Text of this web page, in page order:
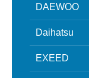
DAEWOO
Daihatsu
EXEED